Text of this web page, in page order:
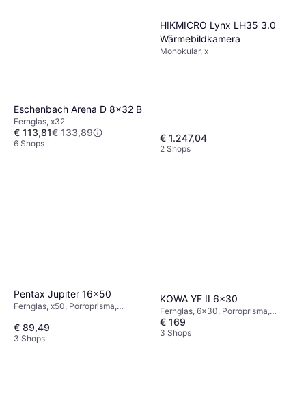
Eschenbach Arena D 8x32 B
Fernglas, x32
€ 113,81€ 133,89
6 Shops
HIKMICRO Lynx LH35 3.0
Wärmebildkamera
Monokular, x
€ 1.247,04
2 Shops
Pentax Jupiter 16x50
Fernglas, x50, Porroprisma,
Beschichtet
€ 89,49
3 Shops
KOWA YF II 6x30
Fernglas, 6x30, Porroprisma,
Vollständig Mehrfach Beschichtet
€ 169
3 Shops